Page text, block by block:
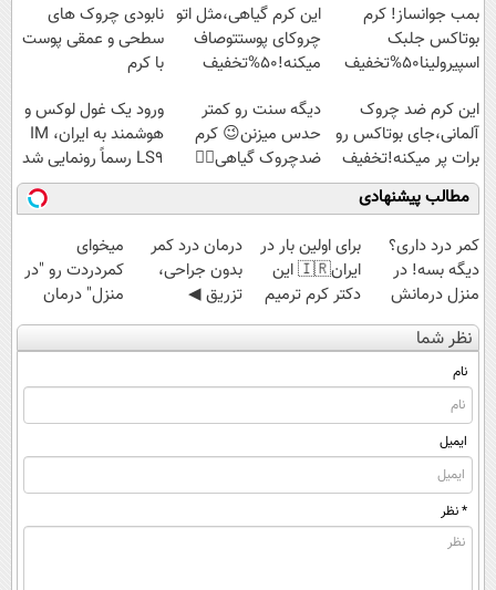
بمب جوانساز! کرم
بوتاکس جلبک
اسپیرولینا50%تخفیف
این کرم گیاهی،مثل اتو
چروکای پوستتوصاف
میکنه!50%تخفیف
نابودی چروک های
سطحی و عمقی پوست
با کرم
این کرم ضد چروک
آلمانی،جای بوتاکس رو
برات پر میکنه!تخفیف
تا امشب
دیگه سنت رو کمتر
حدس میزنن😉 کرم
ضدچروک گیاهی👈🏻
45%تخفیف
ورود یک غول لوکس و
هوشمند به ایران، IM
LS9 رسماً رونمایی شد
مطالب پیشنهادی
کمر درد داری؟
دیگه بسه! در
منزل درمانش
کن
(◀پرسش‌نامه)
برای اولین بار در
ایران🇮🇷 این
دکتر کرم ترمیم
کننده 23 روزه
درمان درد کمر
بدون جراحی،
تزریق ◀
پرسش‌نامه رو پر
میخوای
کمردردت رو "در
منزل" درمان
کنی؟ (◂فیلم +
نظر شما
نام
ایمیل
* نظر